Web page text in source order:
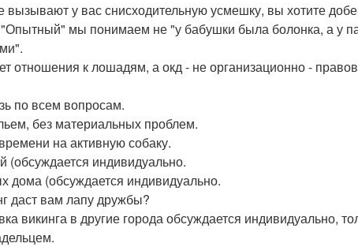
у вас снисходительную усмешку, вы хотите
мы понимаем не "у бабушки была болонка, а у
отношения к лошадям, а окд - не организационно -
по всем вопросам.
без материальных проблем.
на активную собаку.
(обсуждается индивидуально.
дома (обсуждается индивидуально.
даст вам лапу дружбы?
викинга в другие города обсуждается индивидуально,